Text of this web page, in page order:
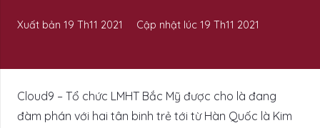
Xuất bản 19 Th11 2021 Cập nhật lúc19 Th11 2021
Cloud9 – Tổ chức LMHT Bắc Mỹ được cho là đang
đàm phán với hai tân binh trẻ tới từ Hàn Quốc là Kim